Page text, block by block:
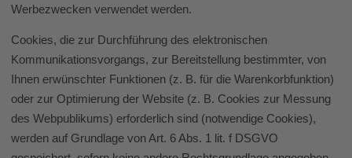
Werbezwecken verwendet werden.
Cookies, die zur Durchführung des elektronischen
Kommunikationsvorgangs, zur Bereitstellung bestimmter, von
Ihnen erwünschter Funktionen (z. B. für die Warenkorbfunktion)
oder zur Optimierung der Website (z. B. Cookies zur Messung
des Webpublikums) erforderlich sind (notwendige Cookies),
werden auf Grundlage von Art. 6 Abs. 1 lit. f DSGVO